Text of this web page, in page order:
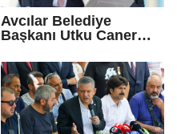
Avcılar Belediye
Başkanı Utku Caner
kararı